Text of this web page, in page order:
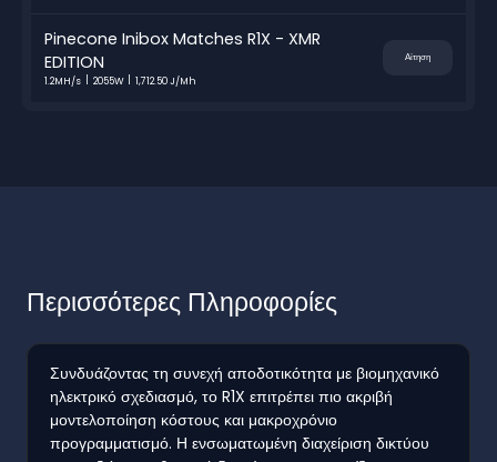
Pinecone Inibox Matches R1X - XMR
EDITION
1.2MH/s 2055W 1,712.50 J/Mh
Αίτηση
Περισσότερες Πληροφορίες
Συνδυάζοντας τη συνεχή αποδοτικότητα με βιομηχανικό
ηλεκτρικό σχεδιασμό, το R1X επιτρέπει πιο ακριβή
μοντελοποίηση κόστους και μακροχρόνιο
προγραμματισμό. Η ενσωματωμένη διαχείριση δικτύου